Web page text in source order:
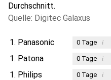
Durchschnitt.
Quelle: Digitec Galaxus
1. Panasonic 0Tage i
1. Patona 0Tage i
1. Philips 0Tage i